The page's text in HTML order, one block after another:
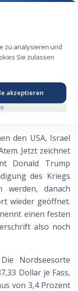
kommt
den USA, Israel
Jetzt zeichnet
Donald Trump
des Kriegs
werden, danach
wieder geöffnet.
einen festen
also noch
Nordseesorte
Dollar je Fass,
von 3,4 Prozent
zu analysieren und
Sie zulassen
akzeptieren